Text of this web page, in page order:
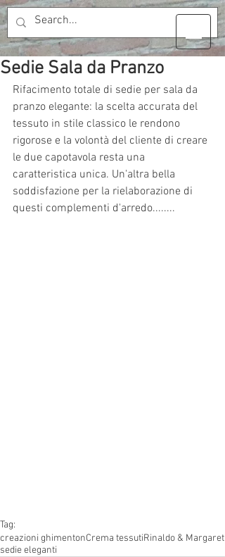
Sedie Sala da Pranzo
Rifacimento totale di sedie per sala da
pranzo elegante: la scelta accurata del
tessuto in stile classico le rendono
rigorose e la volontà del cliente di creare
le due capotavola resta una
caratteristica unica. Un'altra bella
soddisfazione per la rielaborazione di
questi complementi d'arredo........
Tag:
creazioni ghimentonCrema tessutiRinaldo & Margaret
sedie eleganti